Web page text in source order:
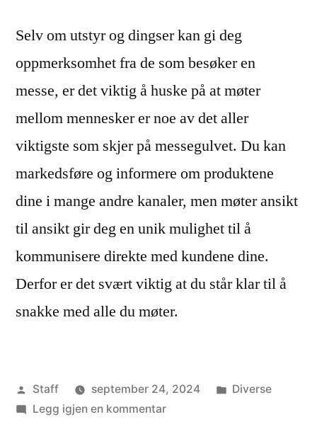
Selv om utstyr og dingser kan gi deg
oppmerksomhet fra de som besøker en
messe, er det viktig å huske på at møter
mellom mennesker er noe av det aller
viktigste som skjer på messegulvet. Du kan
markedsføre og informere om produktene
dine i mange andre kanaler, men møter ansikt
til ansikt gir deg en unik mulighet til å
kommunisere direkte med kundene dine.
Derfor er det svært viktig at du står klar til å
snakke med alle du møter.
Publisert
av
Staff september 24, 2024
Publisert
Diverse
Legg igjen en kommentartil